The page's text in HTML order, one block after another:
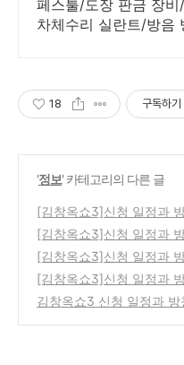
페스툴/도장 판금 장
차체수리 실란트/방음
18 구독하기
'정보' 카테고리의 다른 글
[김창옥쇼3]신청 일정과
년 12월 15일까지
(0)
[김창옥쇼3]신청 일정과
년 11월 24일까지
(0)
[김창옥쇼3]신청 일정과
년 10월 13일까지
(0)
[김창옥쇼3]신청 일정과
년 9월 29일까지
(0)
김창옥쇼3 신청 일정과